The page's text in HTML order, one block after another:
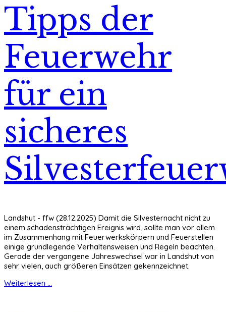
Tipps der
Feuerwehr
für ein
sicheres
Landshut - ffw (28.12.2025) Damit die Silvesternacht nicht zu
einem schadensträchtigen Ereignis wird, sollte man vor allem
im Zusammenhang mit Feuerwerkskörpern und Feuerstellen
einige grundlegende Verhaltensweisen und Regeln beachten.
Gerade der vergangene Jahreswechsel war in Landshut von
sehr vielen, auch größeren Einsätzen gekennzeichnet.
Weiterlesen ...